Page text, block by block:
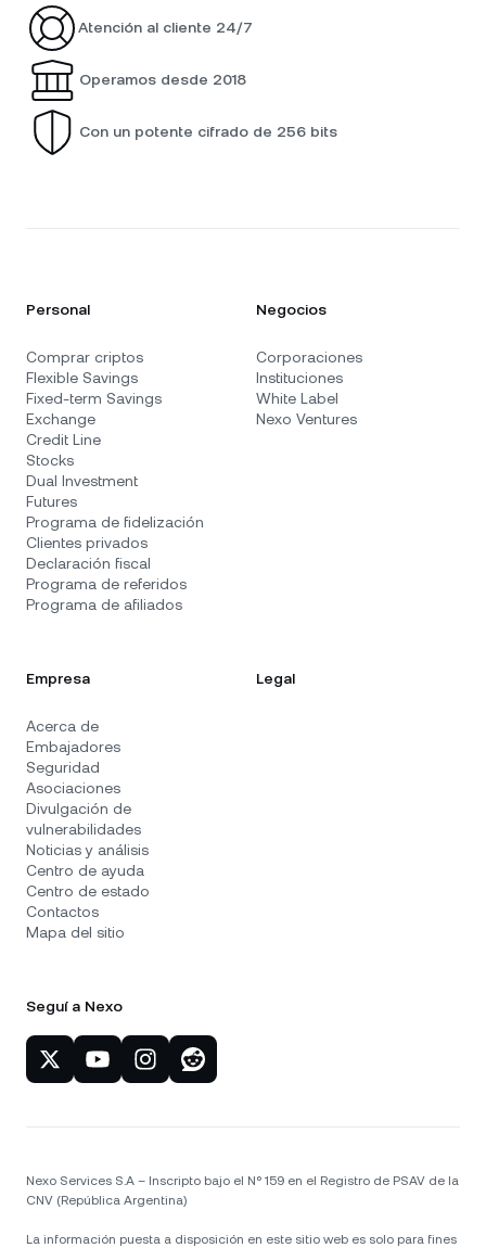
Atención al cliente 24/7
Operamos desde 2018
Con un potente cifrado de 256 bits
Personal
Comprar criptos
Flexible Savings
Fixed-term Savings
Exchange
Credit Line
Stocks
Dual Investment
Futures
Programa de fidelización
Clientes privados
Declaración fiscal
Programa de referidos
Programa de afiliados
Negocios
Corporaciones
Instituciones
White Label
Nexo Ventures
Empresa
Acerca de
Embajadores
Seguridad
Asociaciones
Divulgación de
vulnerabilidades
Noticias y análisis
Centro de ayuda
Centro de estado
Contactos
Mapa del sitio
Legal
Seguí a Nexo
Nexo Services S.A – Inscripto bajo el N° 159 en el Registro de PSAV de la
CNV (República Argentina)
La información puesta a disposición en este sitio web es solo para fines